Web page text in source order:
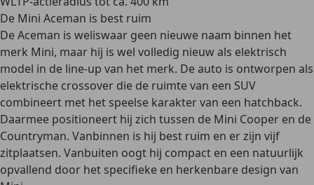
De Mini Aceman is best ruim
De Aceman is weliswaar geen nieuwe naam binnen het
merk Mini, maar hij is wel volledig nieuw als elektrisch
model in de line-up van het merk. De auto is ontworpen als
elektrische crossover die de ruimte van een SUV
combineert met het speelse karakter van een hatchback.
Daarmee positioneert hij zich tussen de Mini Cooper en de
Countryman. Vanbinnen is hij best ruim en er zijn vijf
zitplaatsen. Vanbuiten oogt hij compact en een natuurlijk
opvallend door het specifieke en herkenbare design van